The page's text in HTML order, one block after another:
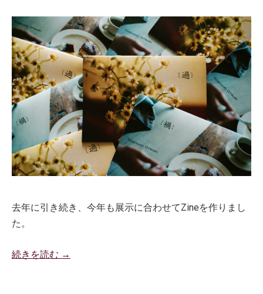
去年に引き続き、今年も展示に合わせてZineを作りまし
た。
続きを読む →